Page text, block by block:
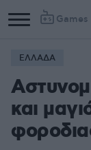
Games
ΕΛΛΑΔΑ
και